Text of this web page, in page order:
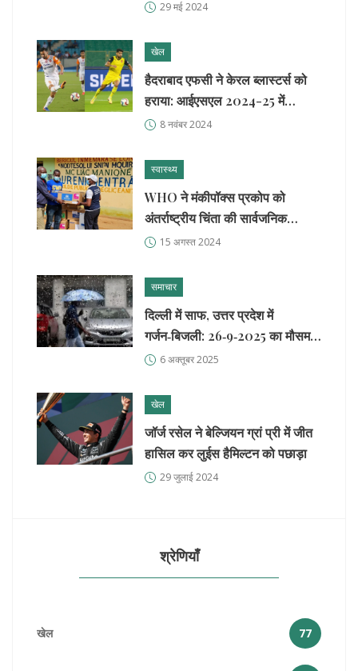
दौरान इज़राइल के प्रति समर्थन जाहिर
29 मई 2024
खेल
हैदराबाद एफसी ने केरल ब्लास्टर्स को
हराया: आईएसएल 2024-25 में
महत्वपूर्ण जीत
8 नवंबर 2024
स्वास्थ्य
WHO ने मंकीपॉक्स प्रकोप को
अंतर्राष्ट्रीय चिंता की सार्वजनिक
स्वास्थ्य आपातकाल घोषित किया
15 अगस्त 2024
समाचार
दिल्ली में साफ, उत्तर प्रदेश में
गर्जन‑बिजली: 26‑9‑2025 का मौसम
पूर्वानुमान
6 अक्तूबर 2025
खेल
जॉर्ज रसेल ने बेल्जियन ग्रां प्री में जीत
हासिल कर लुईस हैमिल्टन को पछाड़ा
29 जुलाई 2024
श्रेणियाँ
खेल 77